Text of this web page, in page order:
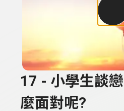
17 - 小學生談
麼面對呢?